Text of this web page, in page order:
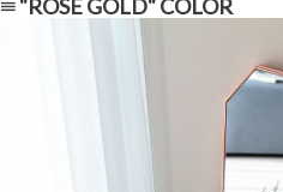
≡ "ROSE GOLD" COLOR